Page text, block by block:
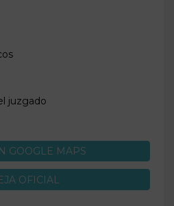
juzgado
GOOGLE MAPS
OFICIAL